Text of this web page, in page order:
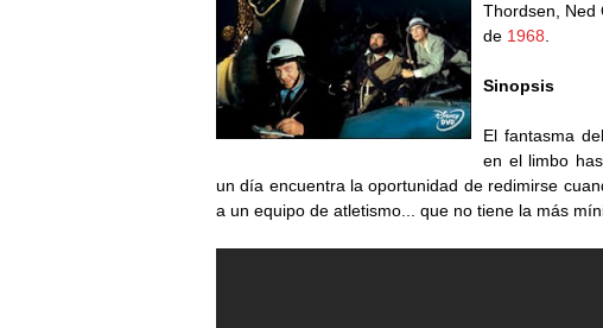
Thordsen, Ned
de 1968
Sinopsis
El fantasma
en el limbo
un día encuentra la oportunidad de redimirse
a un equipo de atletismo... que no tiene la más